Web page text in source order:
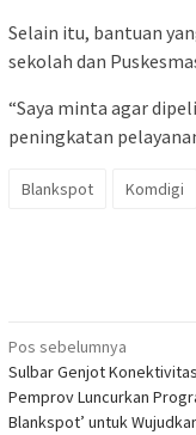
Selain itu, bantuan
sekolah dan
“Saya minta agar
peningkatan
Blankspot Komdigi
Navigasi
pos
Pos sebelumnya
Sulbar Genjot
Pemprov Luncurkan
Blankspot’ untuk